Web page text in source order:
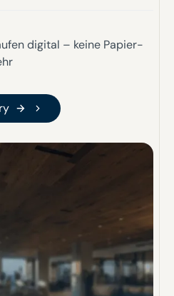
digital – keine Papier-
Success Story